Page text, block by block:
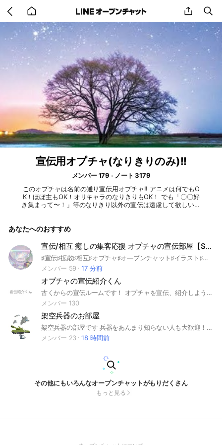
back
to
home
share
宣伝用オプチャ(なりきりのみ)!!
メンバー 179
ノート 3179
このオプチャは名前の通り宣伝用オプチャ!! アニメは何でもO
K！ほぼ主もOK！オリキャラのなりきりもOK！ でも「〇〇好
き集まって〜！」等のなりきり以外の宣伝は遠慮して欲しいで
きりの宣伝したい人は大歓迎！ 是非入って沢山宣伝してね！
事なノートの確認 グッドを押してから宣伝してください ⚠️承
認する上での注意⚠️ ↓↓↓↓↓↓↓↓↓ ※承認の質問に対し、
"オプを探しに来た"等の理由が ある方々は、その理由述べて
頂ければ承認します！！ ※承認の質問に対し、 『はい』『なり
きり』と回答した 場合、承認しない可能性があります 『オリ
キャラ恋愛』 『東リべ也』『実況者nrkr』 と、上記のように
略して回答する もしくは、下記のように 界隈呑みで回答され
ても大丈夫です! 『オリキャラのなりきり』 『アニメのなりき
夫です！ ⚠️注意⚠️ 把握出来ない場合は1度蹴らせて頂きます ※
入ったらすぐに大事なノートの確認お願いします🙇‍♀️🙏 ⚠️承認
の際、主の時間が無く遅れてしまう事があります 最善を尽く
あなたへのおすすめ
宣伝/相互 癒しの集客応援 オプチャの宣伝部屋【STELLA】
♯宣伝♯拡散♯相互♯オプチャ♯オ―プンチャット♯イラスト♯雑談♯楽しく♯初心者歓迎♯上級者向き♯ROM専OK♯ライブトーク宣伝♯告知♯STELLA♯ステラ♯ライブトーク告知可
メンバー 59
17 分前
オプチャの宣伝紹介くん
古くからの宣伝ルームです！ オプチャを宣伝、紹介しよう！ #宣伝 #紹介 #宣伝し放題
メンバー 130
架空兵器のお部屋
架空兵器の部屋です 兵器をあんまり知らない人も大歓迎！ アドバイスを求めるも、雑談するもよし ロマンを追い求めましょう！
メンバー 23
18 時間前
その他にもいろんなオープンチャットがもりだくさん
もっと見る